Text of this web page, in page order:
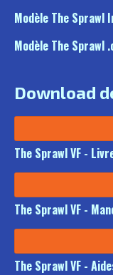
Modèle The Sprawl
Modèle The Sprawl
Download
The Sprawl VF -
The Sprawl VF -
The Sprawl VF -